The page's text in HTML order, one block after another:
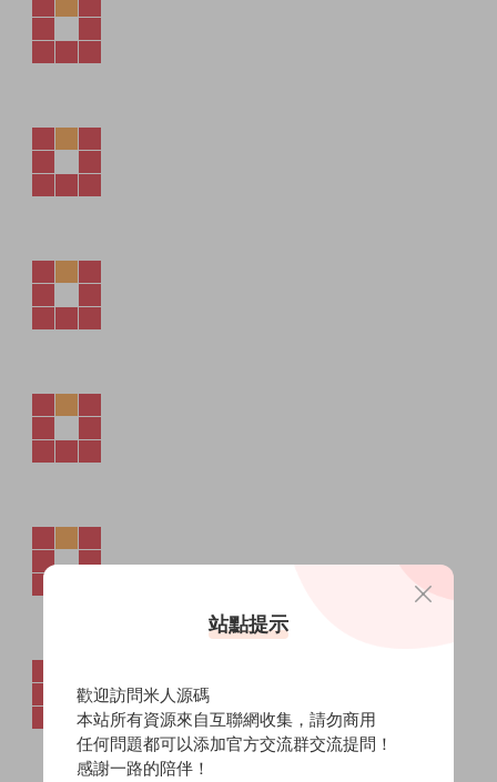
站點提示
歡迎訪問米人源碼
本站所有資源來自互聯網收集，請勿商用
任何問題都可以添加官方交流群交流提問！
感謝一路的陪伴！